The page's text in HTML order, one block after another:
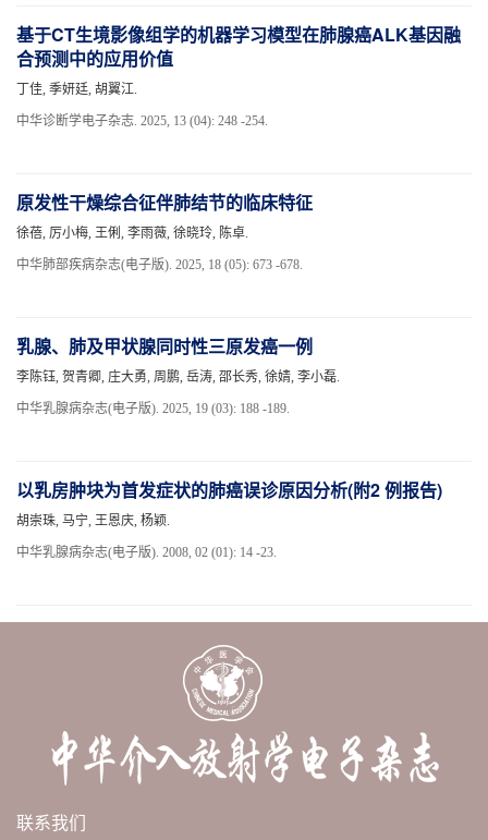
基于CT生境影像组学的机器学习模型在肺腺癌ALK基因融
合预测中的应用价值
丁佳, 季妍廷, 胡翼江.
中华诊断学电子杂志. 2025, 13 (04): 248 -254.
原发性干燥综合征伴肺结节的临床特征
徐蓓, 厉小梅, 王俐, 李雨薇, 徐晓玲, 陈卓.
中华肺部疾病杂志(电子版). 2025, 18 (05): 673 -678.
乳腺、肺及甲状腺同时性三原发癌一例
李陈钰, 贺青卿, 庄大勇, 周鹏, 岳涛, 邵长秀, 徐婧, 李小磊.
中华乳腺病杂志(电子版). 2025, 19 (03): 188 -189.
以乳房肿块为首发症状的肺癌误诊原因分析(附2 例报告)
胡崇珠, 马宁, 王恩庆, 杨颖.
中华乳腺病杂志(电子版). 2008, 02 (01): 14 -23.
联系我们